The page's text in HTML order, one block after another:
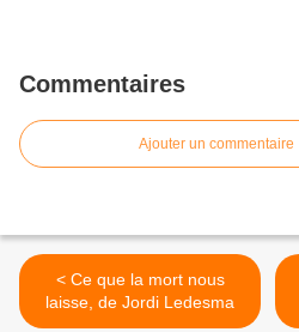
Commentaires
Ajouter un commentaire
< Ce que la mort nous
laisse, de Jordi Ledesma